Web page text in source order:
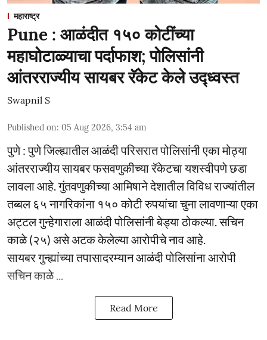
महाराष्ट्र
Pune : आळंदीत १५० कोटींच्या
महाघोटाळ्याचा पर्दाफाश; पोलिसांनी
आंतरराज्यीय सायबर रॅकेट केले उद्ध्वस्त
Swapnil S
Published on: 05 Aug 2026, 3:54 am
पुणे : पुणे जिल्ह्यातील आळंदी परिसरात पोलिसांनी एका मोठ्या
आंतरराज्यीय सायबर फसवणुकीच्या रॅकेटचा यशस्वीपणे छडा
लावला आहे. गुंतवणुकीच्या आमिषाने देशातील विविध राज्यांतील
तब्बल ६५ नागरिकांना १५० कोटी रुपयांचा चुना लावणाऱ्या एका
अट्टल गुन्हेगाराला आळंदी पोलिसांनी बेड्या ठोकल्या. सचिन
काळे (२५) असे अटक केलेल्या आरोपीचे नाव आहे.
सायबर गुन्ह्यांच्या तपासादरम्यान आळंदी पोलिसांना आरोपी
सचिन काळे ...
Read More